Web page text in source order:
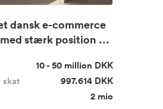
dansk e-commerce
stærk position ...
10 - 50 million DKK
skat
997.614 DKK
2 mio